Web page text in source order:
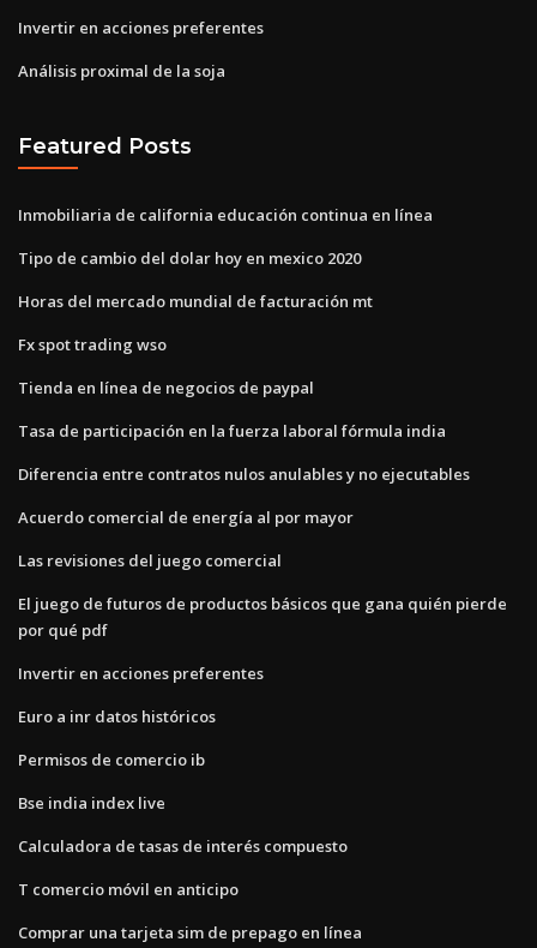
Invertir en acciones preferentes
Análisis proximal de la soja
Featured Posts
Inmobiliaria de california educación continua en línea
Tipo de cambio del dolar hoy en mexico 2020
Horas del mercado mundial de facturación mt
Fx spot trading wso
Tienda en línea de negocios de paypal
Tasa de participación en la fuerza laboral fórmula india
Diferencia entre contratos nulos anulables y no ejecutables
Acuerdo comercial de energía al por mayor
Las revisiones del juego comercial
El juego de futuros de productos básicos que gana quién pierde
por qué pdf
Invertir en acciones preferentes
Euro a inr datos históricos
Permisos de comercio ib
Bse india index live
Calculadora de tasas de interés compuesto
T comercio móvil en anticipo
Comprar una tarjeta sim de prepago en línea